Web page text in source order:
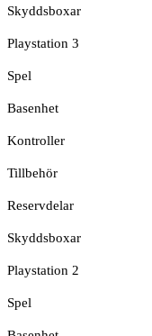
Skyddsboxar
Playstation 3
Spel
Basenhet
Kontroller
Tillbehör
Reservdelar
Skyddsboxar
Playstation 2
Spel